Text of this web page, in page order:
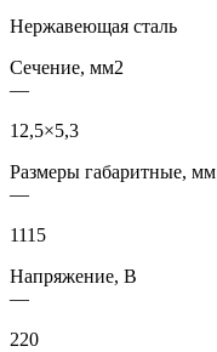
Нержавеющая сталь
Сечение, мм2
—
12,5×5,3
Размеры габаритные, мм
—
1115
Напряжение, В
—
220